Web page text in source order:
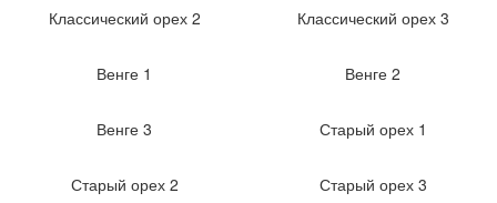
Классический орех 2 Классический орех 3
Венге 1 Венге 2
Венге 3 Старый орех 1
Старый орех 2 Старый орех 3